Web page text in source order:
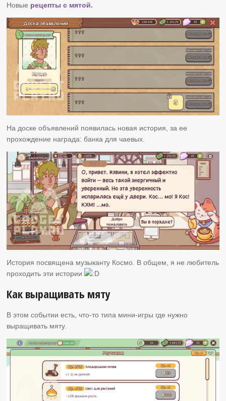
Новые рецепты с мятой.
На доске объявлений появилась новая история, за ее
прохождение награда: банка для чаевых.
История посвящена музыканту Космо. В общем, я не любитель
проходить эти истории
Как выращивать мяту
В этом событии есть, что-то типа мини-игры где нужно
выращивать мяту.